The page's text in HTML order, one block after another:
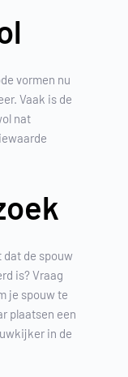
vormen nu
Vaak is de
nat
dat de spouw
is? Vraag
je spouw te
plaatsen een
in de